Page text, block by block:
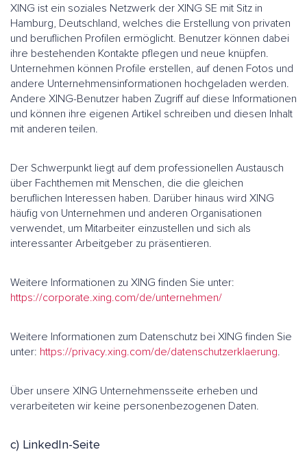
XING ist ein soziales Netzwerk der XING SE mit Sitz in
Hamburg, Deutschland, welches die Erstellung von privaten
und beruflichen Profilen ermöglicht. Benutzer können dabei
ihre bestehenden Kontakte pflegen und neue knüpfen.
Unternehmen können Profile erstellen, auf denen Fotos und
andere Unternehmensinformationen hochgeladen werden.
Andere XING-Benutzer haben Zugriff auf diese Informationen
und können ihre eigenen Artikel schreiben und diesen Inhalt
mit anderen teilen.
Der Schwerpunkt liegt auf dem professionellen Austausch
über Fachthemen mit Menschen, die die gleichen
beruflichen Interessen haben. Darüber hinaus wird XING
häufig von Unternehmen und anderen Organisationen
verwendet, um Mitarbeiter einzustellen und sich als
interessanter Arbeitgeber zu präsentieren.
Weitere Informationen zu XING finden Sie unter:
https://corporate.xing.com/de/unternehmen/
Weitere Informationen zum Datenschutz bei XING finden Sie
unter: https://privacy.xing.com/de/datenschutzerklaerung.
Über unsere XING Unternehmensseite erheben und
verarbeiteten wir keine personenbezogenen Daten.
c) LinkedIn-Seite